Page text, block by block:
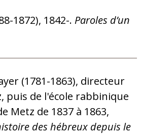
1872), 1842-. Paroles d’un
(1781-1863), directeur
puis de l'école rabbinique
Metz de 1837 à 1863,
des hébreux depuis le